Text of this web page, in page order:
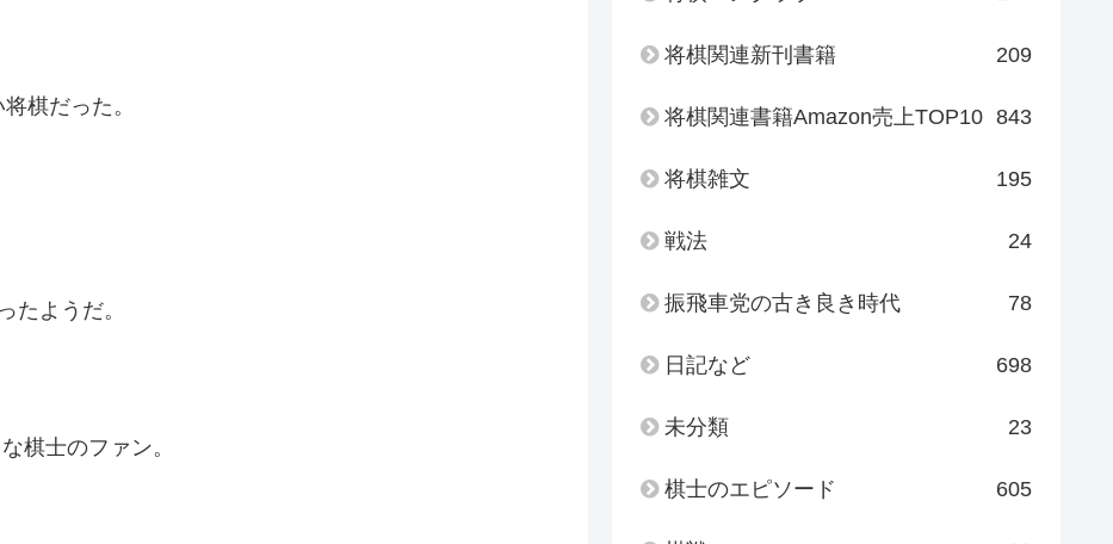
棋だった。
たようだ。
棋士のファン。
将棋関連新刊書籍 209
将棋関連書籍Amazon売上TOP10 843
将棋雑文 195
戦法 24
振飛車党の古き良き時代 78
日記など 698
未分類 23
棋士のエピソード 605